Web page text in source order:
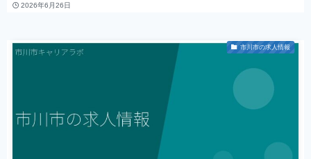
2026年6月26日
市川市の求人情報